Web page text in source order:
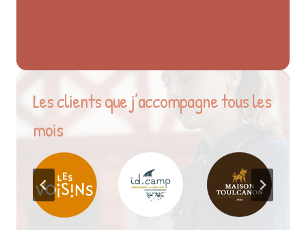
Les clients que j’accompagne tous les
mois